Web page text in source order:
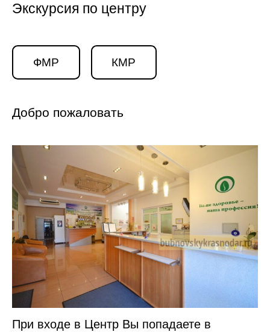
Экскурсия по центру
ФМР КМР
Добро пожаловать
При входе в Центр Вы попадаете в